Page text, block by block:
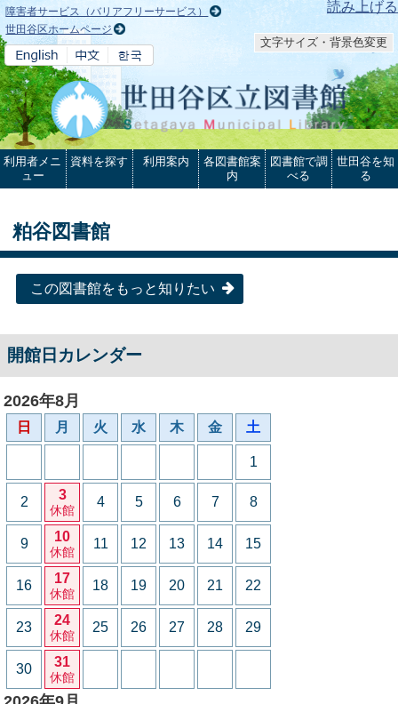
本文へ 読み上げる
障害者サービス（バリアフリーサービス）
世田谷区ホームページ
文字サイズ・背景色変更
利用者メニ
ュー
資料を探す 利用案内
各図書館案
内
図書館で調
べる
世田谷を知
る
粕谷図書館
この図書館をもっと知りたい
開館日カレンダー
2026年8月
日 月 火 水 木 金 土
1
2 3
休館
4 5 6 7 8
9 10
休館
11 12 13 14 15
16 17
休館
18 19 20 21 22
23 24
休館
25 26 27 28 29
30 31
休館